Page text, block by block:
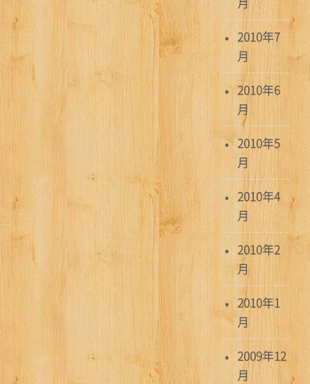
2010年7
月
2010年6
月
2010年5
月
2010年4
月
2010年2
月
2010年1
月
2009年12
月